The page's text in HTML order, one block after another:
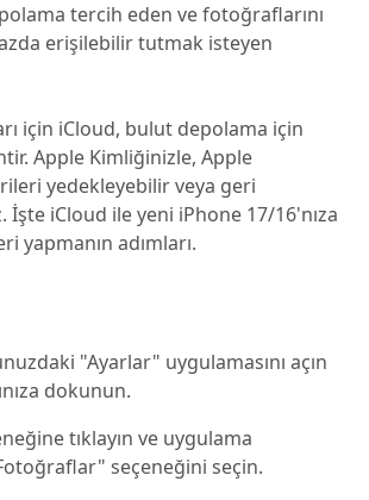
tercih eden ve fotoğraflarını
erişilebilir tutmak isteyen
için iCloud, bulut depolama için
Apple Kimliğinizle, Apple
yedekleyebilir veya geri
İşte iCloud ile yeni iPhone 17/16'nıza
yapmanın adımları.
"Ayarlar" uygulamasını açın
dokunun.
tıklayın ve uygulama
seçeneğini seçin.